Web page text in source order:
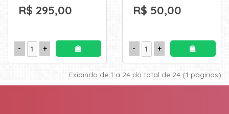
R$ 295,00 R$ 50,00
Exibindo de 1 a 24 do total de 24 (1 páginas)